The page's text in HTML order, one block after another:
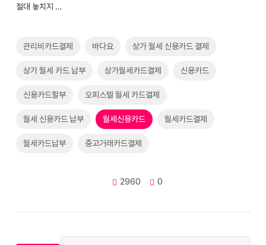
절대 놓치지 …
관리비카드결제 바다요 상가 월세 신용카드 결제
상가 월세 카드 납부 상가월세카드결제 신용카드
신용카드할부 오피스텔 월세 카드결제
월세 신용카드 납부 월세신용카드 월세카드결제
월세카드납부 중고거래카드결제
2960 0